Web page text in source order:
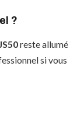
?
reste allumé
si vous